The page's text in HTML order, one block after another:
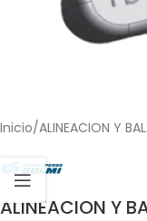
Inicio/ALINEACION Y
ALINEACION Y